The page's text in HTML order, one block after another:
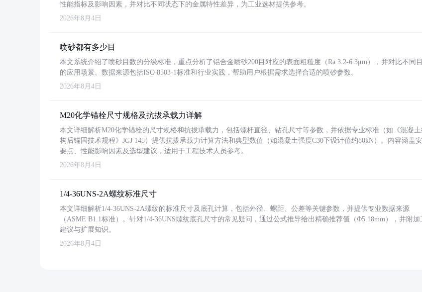
性能指标及影响因素，并对比不同状态下的金属特性差异，为工业选材提供参考。
2026年8月4日
喷砂都有多少目
本文系统介绍了喷砂目数的分级标准，重点分析了铝合金喷砂200目对应的表面粗糙度（Ra 3.2-6.3μm），并对比不同
的应用场景。数据来源包括ISO 8503-1标准和行业实践，帮助用户根据需求选择合适的喷砂参数。
2026年8月4日
M20化学锚栓尺寸规格及抗拔承载力详解
本文详细解析M20化学锚栓的尺寸规格和抗拔承载力，包括螺杆直径、钻孔尺寸等参数，并依据专业标准（如《混凝
构后锚固技术规程》JGJ 145）提供抗拔承载力计算方法和典型数值（如混凝土强度C30下设计值约80kN）。内容涵盖
要点、性能影响因素及选型建议，适用于工程技术人员参考。
2026年8月4日
1/4-36UNS-2A螺纹标准尺寸
本文详细解析1/4-36UNS-2A螺纹的标准尺寸及底孔计算，包括外径、螺距、公差等关键参数，并提供专业数据来源
（ASME B1.1标准）。针对1/4-36UNS螺纹底孔尺寸的常见疑问，通过公式推导给出精确推荐值（Φ5.18mm），并附加
建议与扩展知识。
2026年8月4日